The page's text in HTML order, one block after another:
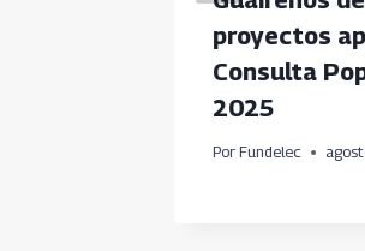
proyectos
Consulta
2025
Por Fundelec